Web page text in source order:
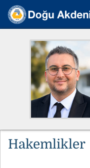
Hakemlikler